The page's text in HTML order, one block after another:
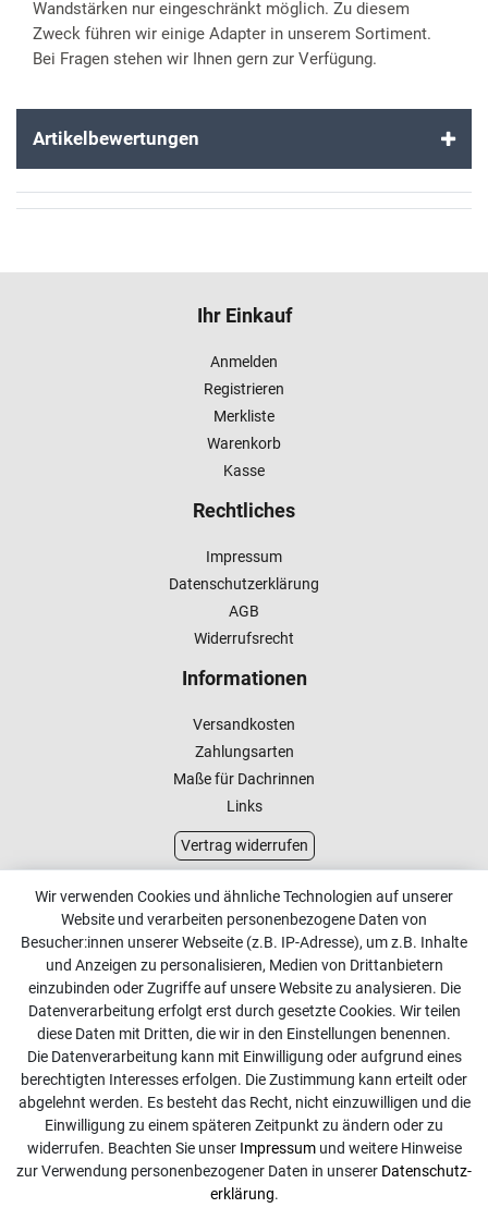
Wandstärken nur eingeschränkt möglich. Zu diesem
Zweck führen wir einige Adapter in unserem Sortiment.
Bei Fragen stehen wir Ihnen gern zur Verfügung.
Artikelbewertungen
Ihr Einkauf
Anmelden
Registrieren
Merkliste
Warenkorb
Kasse
Rechtliches
Impressum
Datenschutzerklärung
AGB
Widerrufsrecht
Informationen
Versandkosten
Zahlungsarten
Maße für Dachrinnen
Links
Vertrag widerrufen
Kundenservice
Kontakt
Online Retourenservice
Kontakt
info@dachdecker-shop.de
+49 3501 507295
Montag - Freitag, 08:00 - 16:00
Anrufe aus dem dt. Festnetz zum Ortstarif, Preise aus dem
Mobilfunknetz ggf. abweichend (abhängig vom Provider).
Wir verwenden Cookies und ähnliche Technologien auf unserer
Website und verarbeiten personenbezogene Daten von
Besucher:innen unserer Webseite (z.B. IP-Adresse), um z.B. Inhalte
und Anzeigen zu personalisieren, Medien von Drittanbietern
einzubinden oder Zugriffe auf unsere Website zu analysieren. Die
Datenverarbeitung erfolgt erst durch gesetzte Cookies. Wir teilen
diese Daten mit Dritten, die wir in den Einstellungen benennen.
Die Datenverarbeitung kann mit Einwilligung oder aufgrund eines
berechtigten Interesses erfolgen. Die Zustimmung kann erteilt oder
abgelehnt werden. Es besteht das Recht, nicht einzuwilligen und die
Einwilligung zu einem späteren Zeitpunkt zu ändern oder zu
widerrufen. Beachten Sie unser Impressumund weitere Hinweise
zur Verwendung personenbezogener Daten in unserer Daten­schutz­
erklärung.